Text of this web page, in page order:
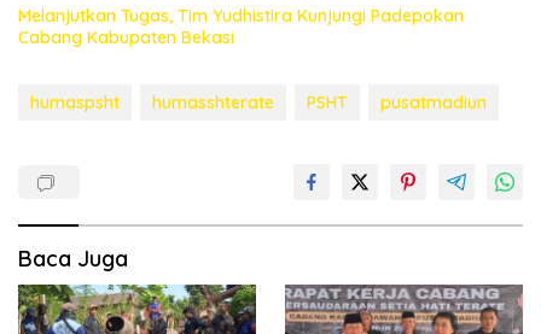
Melanjutkan Tugas, Tim Yudhistira Kunjungi Padepokan
Cabang Kabupaten Bekasi
humaspsht humasshterate PSHT pusatmadiun
Baca Juga